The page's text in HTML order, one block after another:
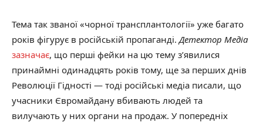
Тема так званої «чорної трансплантології» уже багато
років фігурує в російській пропаганді.Детектор Медіа
зазначає, що перші фейки на цю тему з’явилися
принаймні одинадцять років тому, ще за перших днів
Революції Гідності — тоді російські медіа писали, що
учасники Євромайдану вбивають людей та
вилучають у них органи на продаж. У попередніх